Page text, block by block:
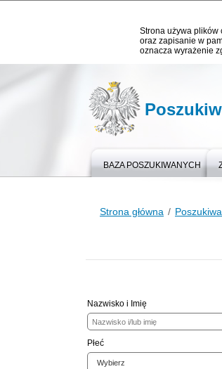
Strona używa plików
oraz zapisanie w
oznacza wyrażenie
BAZA POSZUKIWANYCH
Strona główna
Nazwisko i Imię
Płeć